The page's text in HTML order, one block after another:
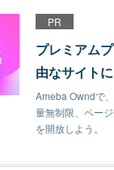
PR
プレミアム
由なサイトに
Ameba Owndで
量無制限、ペー
を開放しよう。